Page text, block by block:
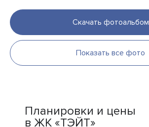
Скачать фотоальбом
Показать все фото
Планировки и цены
в ЖК «ТЭЙТ»